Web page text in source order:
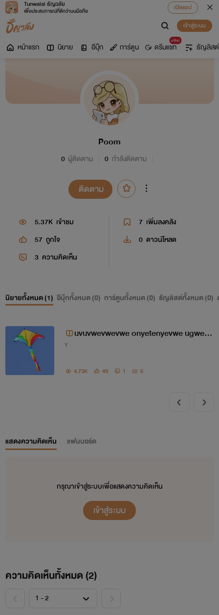
Tunwalai ธัญวลัย
เพื่อประสบการณ์ที่ดีกว่าบนมือถือ
เปิดแอป
เข้าสู่ระบบ
หน้าแรก นิยาย อีบุ๊ก การ์ตูน
มาใหม่
ดรีมแชท ธัญลิสต์
Poom
0 ผู้ติดตาม 0 กำลังติดตาม
ติดตาม
5.37K เข้าชม 7 เพิ่มลงคลัง
57 ถูกใจ 0 ดาวน์โหลด
3 ความคิดเห็น
นิยายทั้งหมด (1) อีบุ๊กทั้งหมด (0) การ์ตูนทั้งหมด (0) ธัญลิสต์ทั้งหมด (0)
uvuvwevwevwe onyetenyevwe ugwek
Y
4.73K 49 1 5
แสดงความคิดเห็น แฟนบอร์ด
กรุณาเข้าสู่ระบบเพื่อแสดงความคิดเห็น
เข้าสู่ระบบ
ความคิดเห็นทั้งหมด (2)